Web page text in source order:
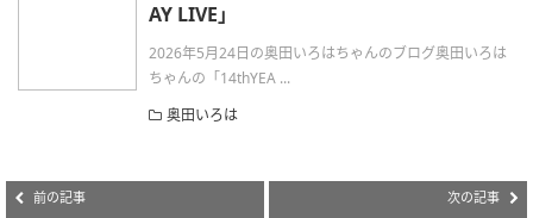
AY LIVE」
2026年5月24日の奥田いろはちゃんのブログ奥田いろは
ちゃんの「14thYEA ...
奥田いろは
前の記事 次の記事